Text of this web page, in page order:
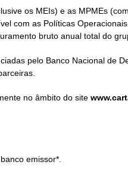
os MEIs) e as MPMEs
com as Políticas
bruto anual total do
pelo Banco Nacional de
no âmbito do site
emissor*.